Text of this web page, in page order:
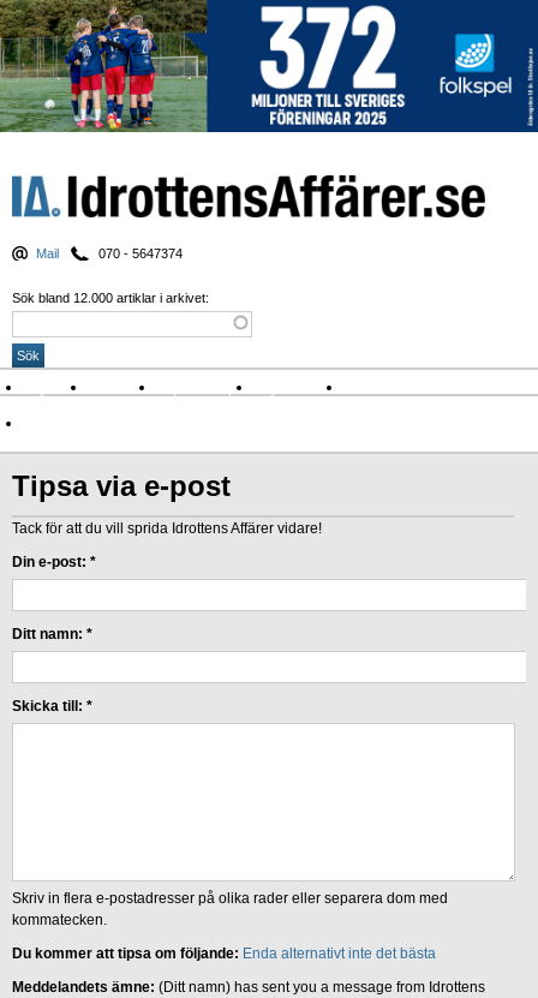
Mail 070 - 5647374
Sök bland 12.000 artiklar i arkivet:
Nyheter Krönikor Sport & spel Nyhetsbrev
Tipsa via e-post
Tack för att du vill sprida Idrottens Affärer vidare!
Din e-post: *
Ditt namn: *
Skicka till: *
Skriv in flera e-postadresser på olika rader eller separera dom med
kommatecken.
Du kommer att tipsa om följande: Enda alternativt inte det bästa
Meddelandets ämne: (Ditt namn) has sent you a message from Idrottens